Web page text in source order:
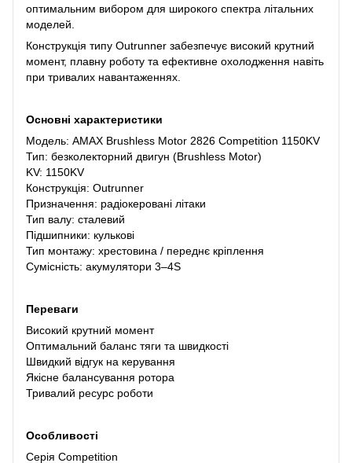
оптимальним вибором для широкого спектра літальних
моделей.
Конструкція типу Outrunner забезпечує високий крутний
момент, плавну роботу та ефективне охолодження навіть
при тривалих навантаженнях.
Основні характеристики
Модель: AMAX Brushless Motor 2826 Competition 1150KV
Тип: безколекторний двигун (Brushless Motor)
KV: 1150KV
Конструкція: Outrunner
Призначення: радіокеровані літаки
Тип валу: сталевий
Підшипники: кулькові
Тип монтажу: хрестовина / переднє кріплення
Сумісність: акумулятори 3–4S
Переваги
Високий крутний момент
Оптимальний баланс тяги та швидкості
Швидкий відгук на керування
Якісне балансування ротора
Тривалий ресурс роботи
Особливості
Серія Competition